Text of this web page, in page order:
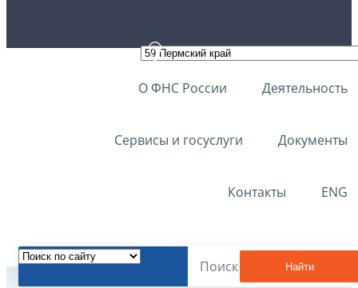
О ФНС России Деятельность
Сервисы и госуслуги Документы
Контакты ENG
Найти